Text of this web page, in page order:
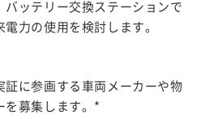
バッテリー交換ステーションで
力の使用を検討します。
証に参画する車両メーカーや物
を募集します。*